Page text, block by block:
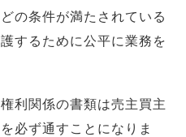
の条件が満たされている
するために公平に業務を
利関係の書類は売主買主
必ず通すことになりま